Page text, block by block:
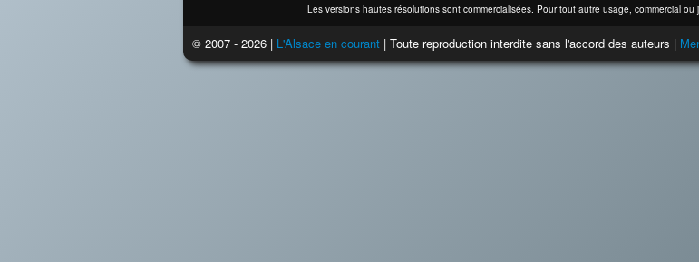
Les versions hautes résolutions sont commercialisées. Pour tout autre usage, commercial
© 2007 - 2026 | L'Alsace en courant | Toute reproduction interdite sans l'accord des auteurs |